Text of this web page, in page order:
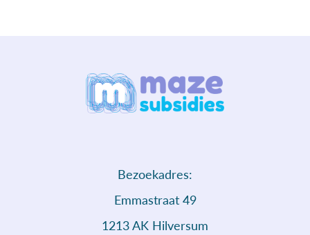
Bezoekadres:
Emmastraat 49
1213 AK Hilversum